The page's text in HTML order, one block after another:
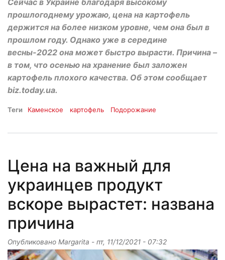
Сейчас в Украине благодаря высокому
прошлогоднему урожаю, цена на картофель
держится на более низком уровне, чем она был в
прошлом году. Однако уже в середине
весны-2022 она может быстро вырасти. Причина –
в том, что осенью на хранение был заложен
картофель плохого качества. Об этом сообщает
biz.today.ua.
Теги Каменское картофель Подорожание
Цена на важный для
украинцев продукт
вскоре вырастет: названа
причина
Опубликовано Margarita - пт, 11/12/2021 - 07:32